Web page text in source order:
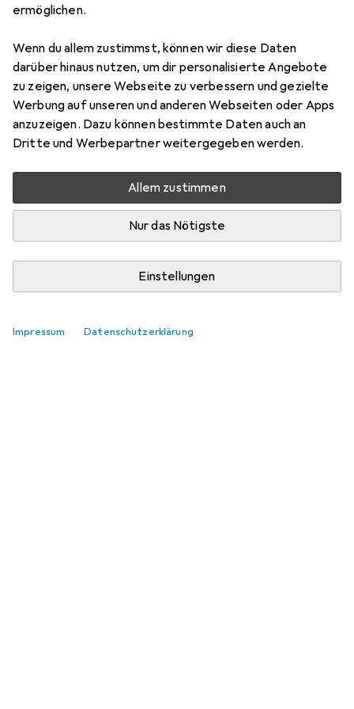
ermöglichen.
Wenn du allem zustimmst, können wir diese Daten
darüber hinaus nutzen, um dir personalisierte Angebote
zu zeigen, unsere Webseite zu verbessern und gezielte
Werbung auf unseren und anderen Webseiten oder Apps
anzuzeigen. Dazu können bestimmte Daten auch an
Dritte und Werbepartner weitergegeben werden.
Allem zustimmen
Nur das Nötigste
Einstellungen
Impressum Datenschutzerklärung